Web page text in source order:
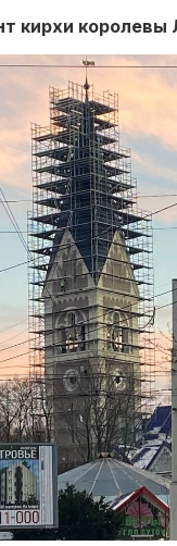
кирхи королевы